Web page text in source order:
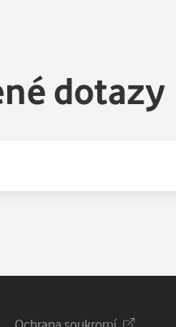
Havana. Caracas. Moskva.
dotazy